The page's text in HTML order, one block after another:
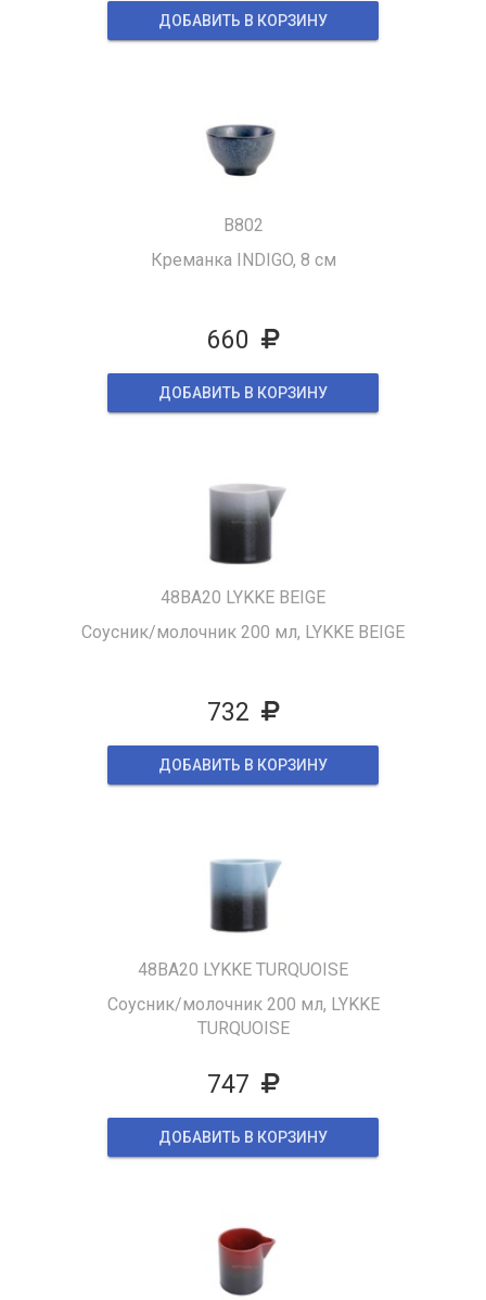
ДОБАВИТЬ В КОРЗИНУ
B802
Креманка INDIGO, 8 см
660
ДОБАВИТЬ В КОРЗИНУ
48BA20 LYKKE BEIGE
Соусник/молочник 200 мл, LYKKE BEIGE
732
ДОБАВИТЬ В КОРЗИНУ
48BA20 LYKKE TURQUOISE
Соусник/молочник 200 мл, LYKKE
TURQUOISE
747
ДОБАВИТЬ В КОРЗИНУ